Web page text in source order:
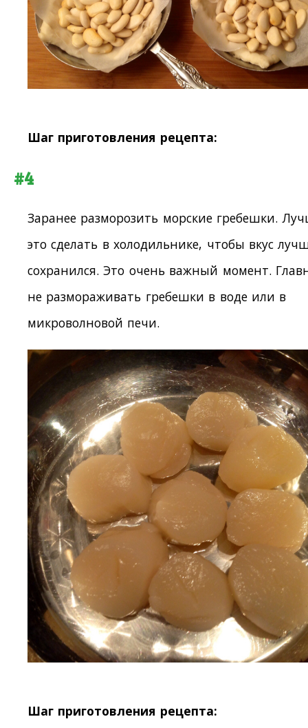
Шаг приготовления рецепта:
#4
Заранее разморозить морские гребешки.
это сделать в холодильнике, чтобы вкус
сохранился. Это очень важный момент.
не размораживать гребешки в воде или в
микроволновой печи.
Шаг приготовления рецепта: